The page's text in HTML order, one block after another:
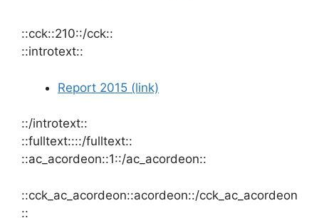
::cck::210::/cck::
::introtext::
Report 2015 (link)
::/introtext::
::fulltext::::/fulltext::
::ac_acordeon::1::/ac_acordeon::
::cck_ac_acordeon::acordeon::/cck_ac_acordeon
::